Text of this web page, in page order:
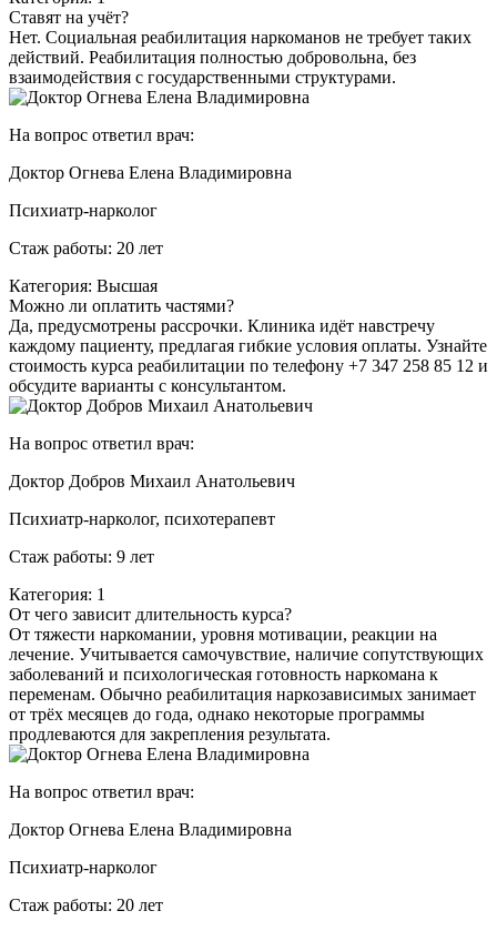
Ставят на учёт?
Нет. Социальная реабилитация наркоманов не требует таких
действий. Реабилитация полностью добровольна, без
взаимодействия с государственными структурами.
На вопрос ответил врач:
Доктор Огнева Елена Владимировна
Психиатр-нарколог
Стаж работы: 20 лет
Категория: Высшая
Можно ли оплатить частями?
Да, предусмотрены рассрочки. Клиника идёт навстречу
каждому пациенту, предлагая гибкие условия оплаты. Узнайте
стоимость курса реабилитации по телефону +7 347 258 85 12 и
обсудите варианты с консультантом.
На вопрос ответил врач:
Доктор Добров Михаил Анатольевич
Психиатр-нарколог, психотерапевт
Стаж работы: 9 лет
Категория: 1
От чего зависит длительность курса?
От тяжести наркомании, уровня мотивации, реакции на
лечение. Учитывается самочувствие, наличие сопутствующих
заболеваний и психологическая готовность наркомана к
переменам. Обычно реабилитация наркозависимых занимает
от трёх месяцев до года, однако некоторые программы
продлеваются для закрепления результата.
На вопрос ответил врач:
Доктор Огнева Елена Владимировна
Психиатр-нарколог
Стаж работы: 20 лет